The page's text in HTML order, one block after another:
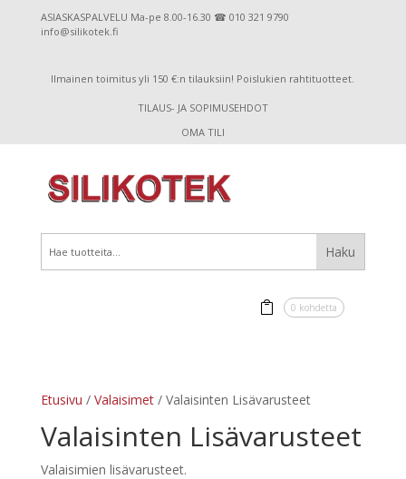
ASIASKASPALVELU Ma-pe 8.00-16.30 ☎ 010 321 9790
info@silikotek.fi
Ilmainen toimitus yli 150 €:n tilauksiin! Poislukien rahtituotteet.
TILAUS- JA SOPIMUSEHDOT
OMA TILI
0 kohdetta
Etusivu / Valaisimet/ Valaisinten Lisävarusteet
Valaisinten Lisävarusteet
Valaisimien lisävarusteet.